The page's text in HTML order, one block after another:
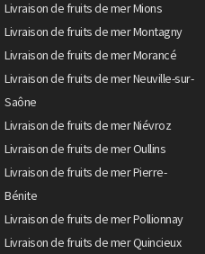
Livraison de fruits de mer Mions
Livraison de fruits de mer Montagny
Livraison de fruits de mer Morancé
Livraison de fruits de mer Neuville-sur-
Saône
Livraison de fruits de mer Niévroz
Livraison de fruits de mer Oullins
Livraison de fruits de mer Pierre-
Bénite
Livraison de fruits de mer Pollionnay
Livraison de fruits de mer Quincieux